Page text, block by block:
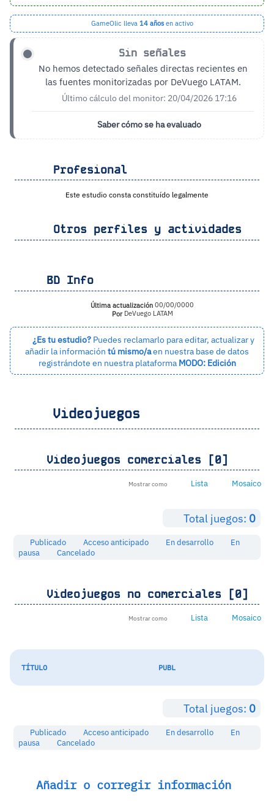
GameOlic lleva 14 años en activo
Sin señales
No hemos detectado señales directas recientes en
las fuentes monitorizadas por DeVuego LATAM.
Último cálculo del monitor: 20/04/2026 17:16
Saber cómo se ha evaluado
Profesional
Este estudio consta constituído legalmente
Otros perfiles y actividades
BD Info
Última actualización 00/00/0000
PorDeVuego LATAM
¿Es tu estudio? Puedes reclamarlo para editar, actualizar y
añadir la información tú mismo/aen nuestra base de datos
registrándote en nuestra plataforma MODO: Edición
Videojuegos
Videojuegos comerciales [0]
Mostrar como Lista Mosaico
Total juegos: 0
Publicado Acceso anticipado En desarrollo
En
pausa
Cancelado
Videojuegos no comerciales [0]
Mostrar como Lista Mosaico
TÍTULO PUBL
Total juegos: 0
Publicado Acceso anticipado En desarrollo
En
pausa
Cancelado
Añadir o corregir información